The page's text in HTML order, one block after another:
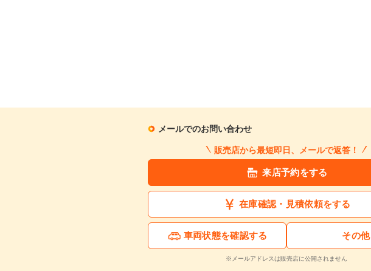
メールでのお問い合わせ
販売店から最短即日、メールで返答！
来店予約をする
在庫確認・見積依頼をする
車両状態を確認する その他
※メールアドレスは販売店に公開されません